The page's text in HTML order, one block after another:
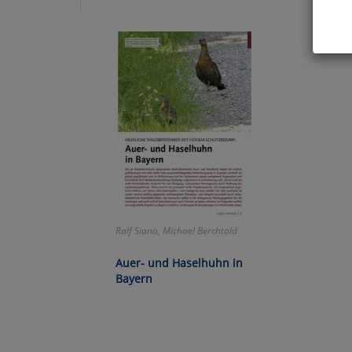
Ralf Siano, Michael Berchtold
Auer- und Haselhuhn in
Bayern